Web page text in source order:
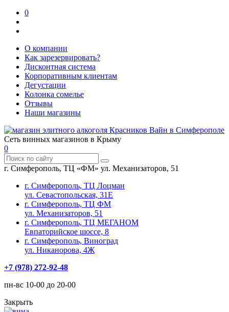
0
О компании
Как зарезервировать?
Дисконтная система
Корпоративным клиентам
Дегустации
Колонка сомелье
Отзывы
Наши магазины
Сеть винных магазинов в Крыму
0
г. Симферополь, ТЦ «ФМ» ул. Механизаторов, 51
г. Симферополь, ТЦ Лоцман
ул. Севастопольская, 31Е
г. Симферополь, ТЦ ФМ
ул. Механизаторов, 51
г. Симферополь, ТЦ МЕГАНОМ
Евпаторийское шоссе, 8
г. Симферополь, Виноград
ул. Никанорова, 4Ж
+7 (978) 272-92-48
пн-вс 10-00 до 20-00
Закрыть